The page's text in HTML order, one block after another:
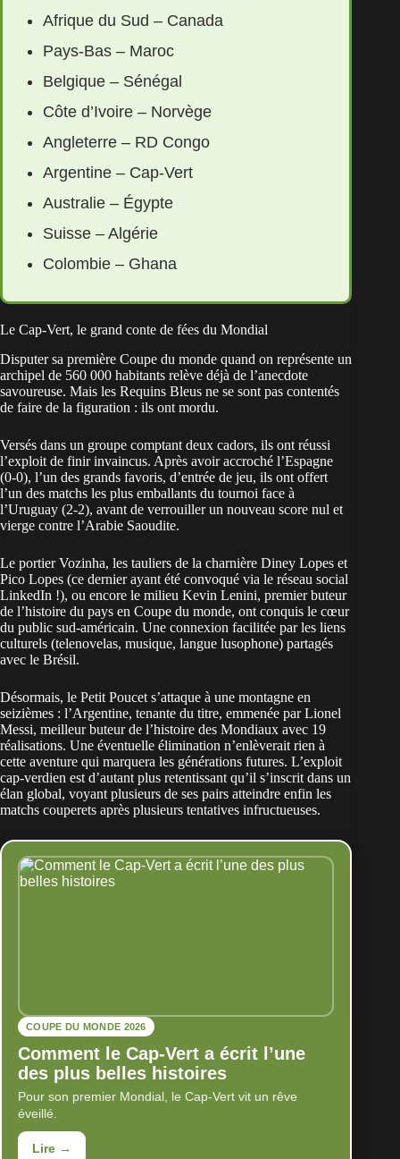
Afrique du Sud – Canada
Pays-Bas – Maroc
Belgique – Sénégal
Côte d’Ivoire – Norvège
Angleterre – RD Congo
Argentine – Cap-Vert
Australie – Égypte
Suisse – Algérie
Colombie – Ghana
Le Cap-Vert, le grand conte de fées du Mondial
Disputer sa première Coupe du monde quand on représente un
archipel de 560 000 habitants relève déjà de l’anecdote
savoureuse. Mais les Requins Bleus ne se sont pas contentés
de faire de la figuration : ils ont mordu.
Versés dans un groupe comptant deux cadors, ils ont réussi
l’exploit de finir invaincus. Après avoir accroché l’Espagne
(0-0), l’un des grands favoris, d’entrée de jeu, ils ont offert
l’un des matchs les plus emballants du tournoi face à
l’Uruguay (2-2), avant de verrouiller un nouveau score nul et
vierge contre l’Arabie Saoudite.
Le portier Vozinha, les tauliers de la charnière Diney Lopes et
Pico Lopes (ce dernier ayant été convoqué via le réseau social
LinkedIn !), ou encore le milieu Kevin Lenini, premier buteur
de l’histoire du pays en Coupe du monde, ont conquis le cœur
du public sud-américain. Une connexion facilitée par les liens
culturels (telenovelas, musique, langue lusophone) partagés
avec le Brésil.
Désormais, le Petit Poucet s’attaque à une montagne en
seizièmes : l’Argentine, tenante du titre, emmenée par Lionel
Messi, meilleur buteur de l’histoire des Mondiaux avec 19
réalisations. Une éventuelle élimination n’enlèverait rien à
cette aventure qui marquera les générations futures. L’exploit
cap-verdien est d’autant plus retentissant qu’il s’inscrit dans un
élan global, voyant plusieurs de ses pairs atteindre enfin les
matchs couperets après plusieurs tentatives infructueuses.
COUPE DU MONDE 2026
Comment le Cap-Vert a écrit l’une
des plus belles histoires
Pour son premier Mondial, le Cap-Vert vit un rêve
éveillé.
Lire →